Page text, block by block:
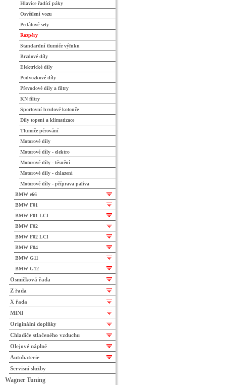
Hlavice řadící páky
Osvětlení vozu
Pedálové sety
Rozpěry
Standardní tlumiče výfuku
Brzdové díly
Elektrické díly
Podvozkové díly
Převodové díly a filtry
KN filtry
Sportovní brzdové kotouče
Díly topení a klimatizace
Tlumiče pérování
Motorové díly
Motorové díly - elektro
Motorové díly - těsnění
Motorové díly - chlazení
Motorové díly - příprava paliva
BMW e66
BMW F01
BMW F01 LCI
BMW F02
BMW F02 LCI
BMW F04
BMW G11
BMW G12
Osmičková řada
Z řada
X řada
MINI
Originální doplňky
Chladiče stlačeného vzduchu
Olejové náplně
Autobaterie
Servisní služby
Wagner Tuning